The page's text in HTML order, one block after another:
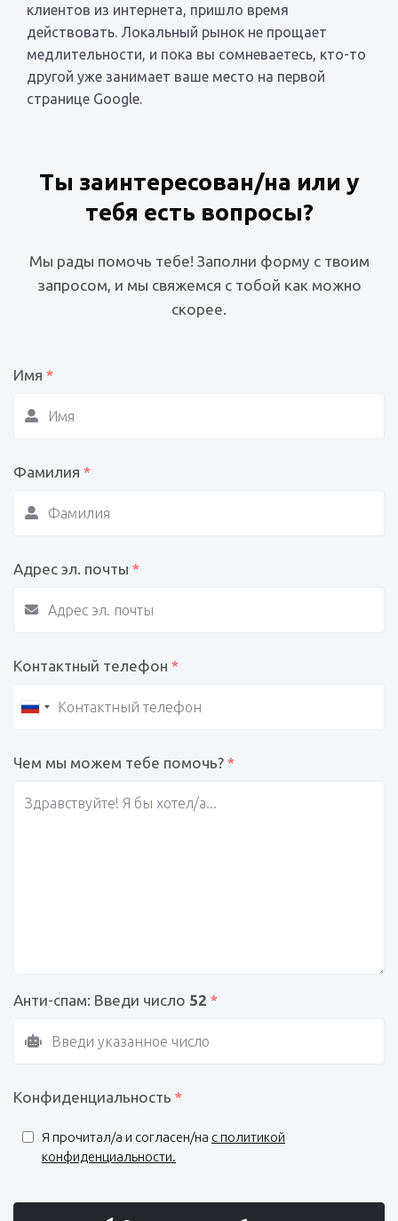
клиентов из интернета, пришло время
действовать. Локальный рынок не прощает
медлительности, и пока вы сомневаетесь, кто-то
другой уже занимает ваше место на первой
странице Google.
Ты заинтересован/на или у
тебя есть вопросы?
Мы рады помочь тебе! Заполни форму с твоим
запросом, и мы свяжемся с тобой как можно
скорее.
Имя *
Фамилия *
Адрес эл. почты *
Контактный телефон *
Чем мы можем тебе помочь? *
Анти-спам: Введи число 52 *
Конфиденциальность *
Я прочитал/a и согласен/на с политикой
конфиденциальности.